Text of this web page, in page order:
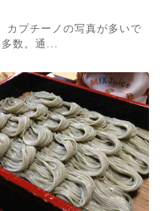
カプチーノの写真が多いで
数。通...